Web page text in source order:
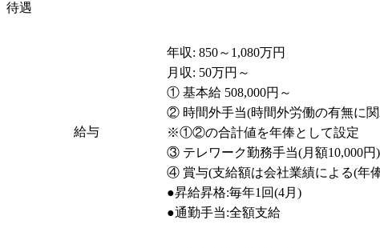
待遇
給与
年収: 850～1,080万円
月収: 50万円～
① 基本給 508,000円～
② 時間外手当(時間外労働の有無に
※①②の合計値を年俸として設定
③ テレワーク勤務手当(月額10,000円)
④ 賞与(支給額は会社業績による(年
●昇給昇格:毎年1回(4月)
●通勤手当:全額支給